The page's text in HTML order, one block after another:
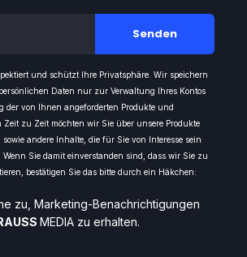
und schützt Ihre Privatsphäre. Wir speichern
Daten nur zur Verwaltung Ihres Kontos
der von Ihnen angeforderten Produkte und
Zeit zu Zeit möchten wir Sie über unsere Produkte
andere Inhalte, die für Sie von Interesse sein
Sie damit einverstanden sind, dass wir Sie zu
bestätigen Sie das bitte durch ein Häkchen:
zu, Marketing-Benachrichtigungen
MEDIA zu erhalten.